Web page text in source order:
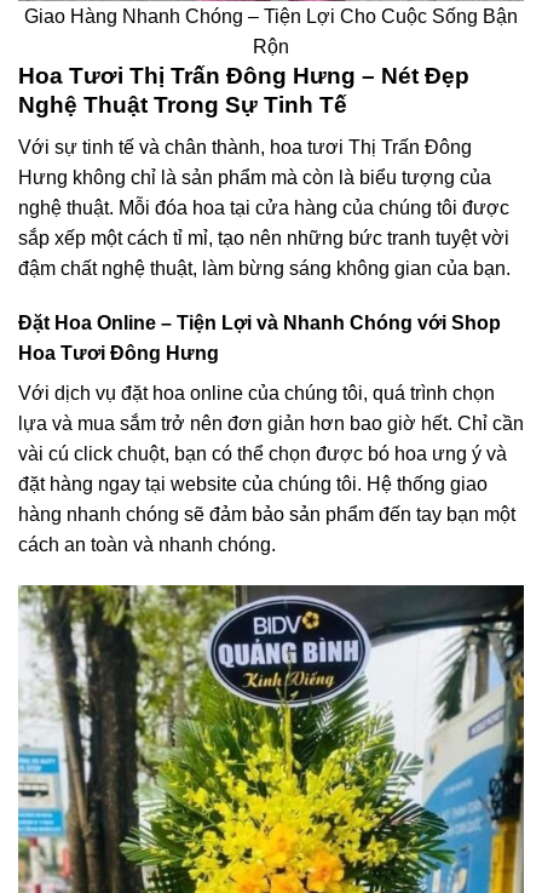
Giao Hàng Nhanh Chóng – Tiện Lợi Cho Cuộc Sống Bận
Rộn
Hoa Tươi Thị Trấn Đông Hưng – Nét Đẹp
Nghệ Thuật Trong Sự Tinh Tế
Với sự tinh tế và chân thành, hoa tươi Thị Trấn Đông
Hưng không chỉ là sản phẩm mà còn là biểu tượng của
nghệ thuật. Mỗi đóa hoa tại cửa hàng của chúng tôi được
sắp xếp một cách tỉ mỉ, tạo nên những bức tranh tuyệt vời
đậm chất nghệ thuật, làm bừng sáng không gian của bạn.
Đặt Hoa Online – Tiện Lợi và Nhanh Chóng với Shop
Hoa Tươi Đông Hưng
Với dịch vụ đặt hoa online của chúng tôi, quá trình chọn
lựa và mua sắm trở nên đơn giản hơn bao giờ hết. Chỉ cần
vài cú click chuột, bạn có thể chọn được bó hoa ưng ý và
đặt hàng ngay tại website của chúng tôi. Hệ thống giao
hàng nhanh chóng sẽ đảm bảo sản phẩm đến tay bạn một
cách an toàn và nhanh chóng.